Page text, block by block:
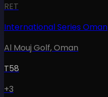
RET
International Series Oman
Al Mouj Golf,Oman
T58
+3